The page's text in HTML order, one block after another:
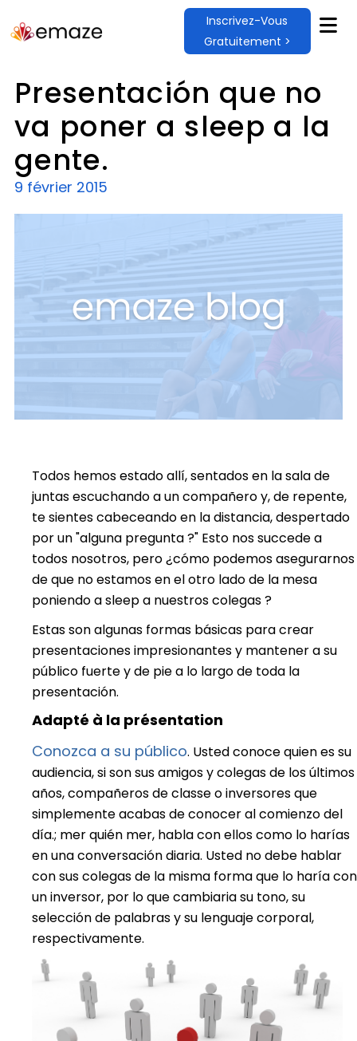
Inscrivez-Vous
Gratuitement >
Presentación que no
va poner a sleep a la
gente.
9 février 2015
Todos hemos estado allí, sentados en la sala de
juntas escuchando a un compañero y, de repente,
te sientes cabeceando en la distancia, despertado
por un "alguna pregunta ?" Esto nos succede a
todos nosotros, pero ¿cómo podemos asegurarnos
de que no estamos en el otro lado de la mesa
poniendo a sleep a nuestros colegas ?
Estas son algunas formas básicas para crear
presentaciones impresionantes y mantener a su
público fuerte y de pie a lo largo de toda la
presentación.
Adapté à la présentation
Conozca a su público. Usted conoce quien es su
audiencia, si son sus amigos y colegas de los últimos
años, compañeros de classe o inversores que
simplemente acabas de conocer al comienzo del
día.; mer quién mer, habla con ellos como lo harías
en una conversación diaria. Usted no debe hablar
con sus colegas de la misma forma que lo haría con
un inversor, por lo que cambiaria su tono, su
selección de palabras y su lenguaje corporal,
respectivamente.